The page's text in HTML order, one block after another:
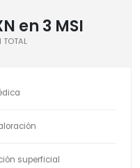
en 3 MSI
superficial